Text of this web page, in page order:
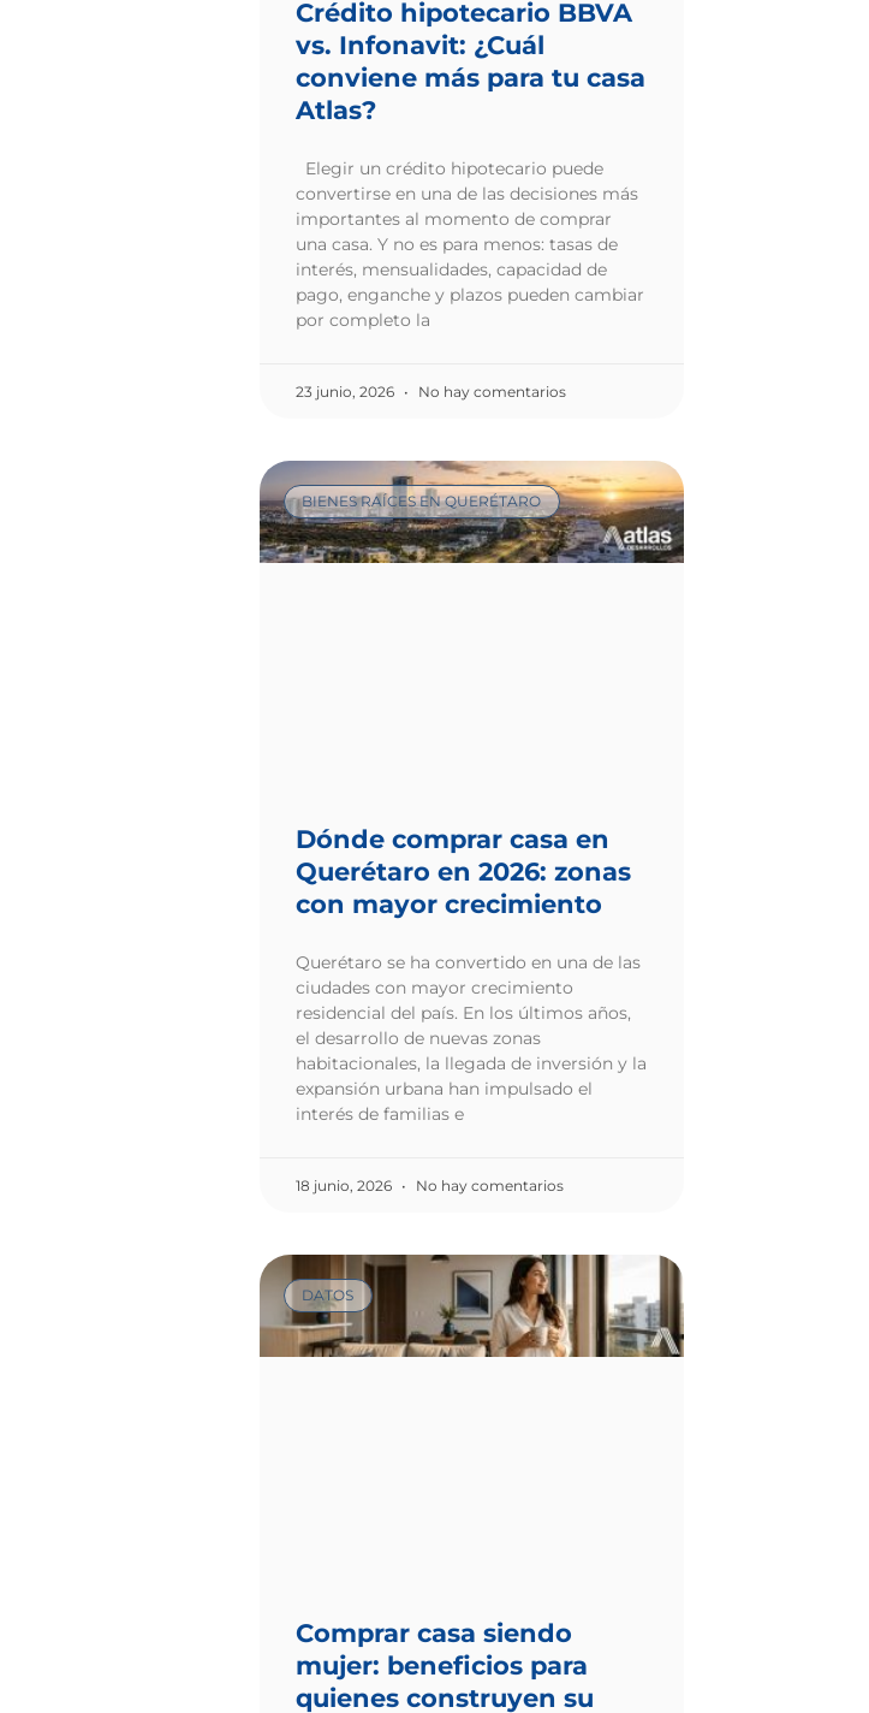
Crédito hipotecario BBVA
vs. Infonavit: ¿Cuál
conviene más para tu casa
Atlas?
Elegir un crédito hipotecario puede
convertirse en una de las decisiones más
importantes al momento de comprar
una casa. Y no es para menos: tasas de
interés, mensualidades, capacidad de
pago, enganche y plazos pueden cambiar
por completo la
23 junio, 2026 No hay comentarios
BIENES RAÍCES EN QUERÉTARO
Dónde comprar casa en
Querétaro en 2026: zonas
con mayor crecimiento
Querétaro se ha convertido en una de las
ciudades con mayor crecimiento
residencial del país. En los últimos años,
el desarrollo de nuevas zonas
habitacionales, la llegada de inversión y la
expansión urbana han impulsado el
interés de familias e
18 junio, 2026 No hay comentarios
DATOS
Comprar casa siendo
mujer: beneficios para
quienes construyen su